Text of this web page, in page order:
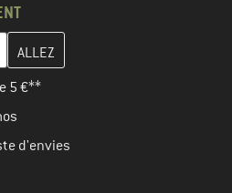
et créez votre compte client à la
5 €**
d'envies